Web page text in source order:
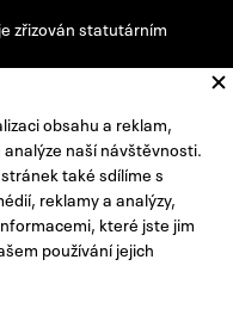
zřizován statutárním
obsahu a reklam,
naší návštěvnosti.
také sdílíme s
reklamy a analýzy,
které jste jim
používání jejich